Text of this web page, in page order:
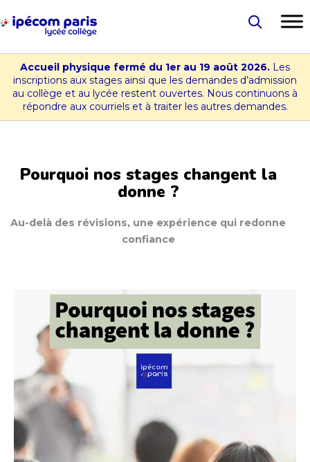
au
Collège
Ipécom
Paris
Accueil physique fermé du 1er au 19 août 2026. Les
inscriptions aux stages ainsi que les demandes d’admission
au collège et au lycée restent ouvertes. Nous continuons à
répondre aux courriels et à traiter les autres demandes.
Pourquoi nos stages changent la
donne ?
Au-delà des révisions, une expérience qui redonne
confiance